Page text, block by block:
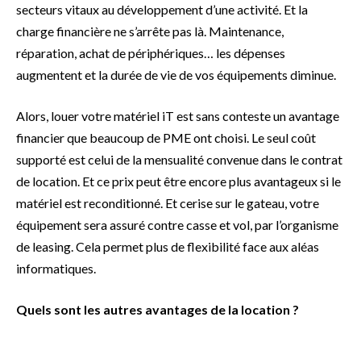
secteurs vitaux au développement d’une activité. Et la
charge financière ne s’arrête pas là. Maintenance,
réparation, achat de périphériques… les dépenses
augmentent et la durée de vie de vos équipements diminue.
Alors, louer votre matériel iT est sans conteste un avantage
financier que beaucoup de PME ont choisi. Le seul coût
supporté est celui de la mensualité convenue dans le contrat
de location. Et ce prix peut être encore plus avantageux si le
matériel est reconditionné. Et cerise sur le gateau, votre
équipement sera assuré contre casse et vol, par l’organisme
de leasing. Cela permet plus de flexibilité face aux aléas
informatiques.
Quels sont les autres avantages de la location ?